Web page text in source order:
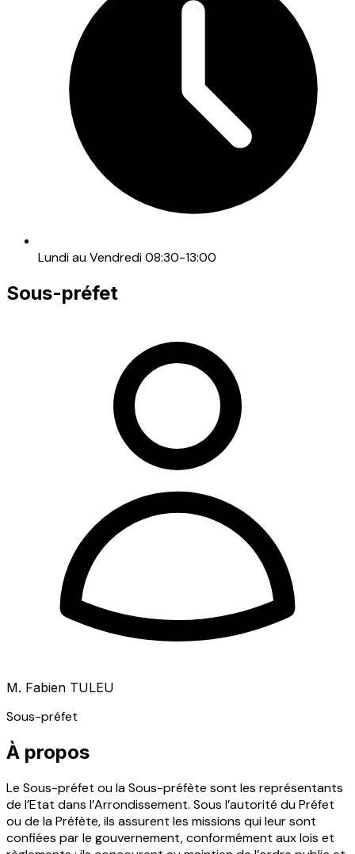
Lundi au Vendredi 08:30-13:00
Sous-préfet
M. Fabien TULEU
Sous-préfet
À propos
Le Sous-préfet ou la Sous-préfète sont les représentants
de l’Etat dans l’Arrondissement. Sous l’autorité du Préfet
ou de la Préfète, ils assurent les missions qui leur sont
confiées par le gouvernement, conformément aux lois et